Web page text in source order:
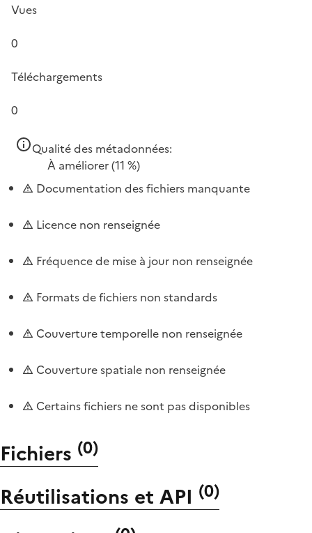
Vues
0
Téléchargements
0
Qualité des métadonnées:
À améliorer(11 %)
Documentation des fichiers manquante
Licence non renseignée
Fréquence de mise à jour non renseignée
Formats de fichiers non standards
Couverture temporelle non renseignée
Couverture spatiale non renseignée
Certains fichiers ne sont pas disponibles
Fichiers (0)
Réutilisations et API (0)